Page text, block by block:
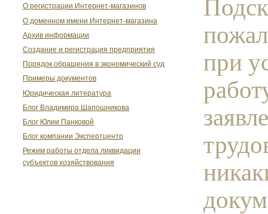
О регистрации Интернет-магазинов
О доменном имени Интернет-магазина
Архив информации
Создание и регистрация предприятия
Порядок обращения в экономический суд
Примеры документов
Юридическая литература
Блог Владимира Шапошникова
Блог Юлии Панковой
Блог компании Экспертцентр
Режим работы отдела ликвидации
субъектов хозяйствования
при